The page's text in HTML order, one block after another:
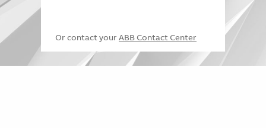
Or contact your ABB Contact Center